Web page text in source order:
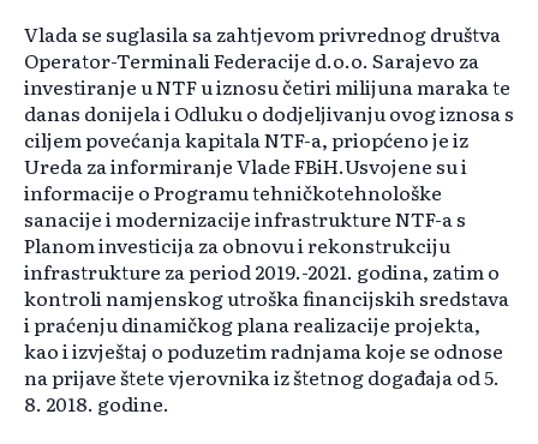
Vlada se suglasila sa zahtjevom privrednog društva
Operator-Terminali Federacije d.o.o. Sarajevo za
investiranje u NTF u iznosu četiri milijuna maraka te
danas donijela i Odluku o dodjeljivanju ovog iznosa s
ciljem povećanja kapitala NTF-a, priopćeno je iz
Ureda za informiranje Vlade FBiH.Usvojene su i
informacije o Programu tehničko­tehnološke
sanacije i modernizacije infrastrukture NTF-a s
Planom investicija za obnovu i rekonstrukciju
infrastrukture za period 2019.-2021. godina, zatim o
kontroli namjenskog utroška financijskih sredstava
i praćenju dinamičkog plana realizacije projekta,
kao i izvještaj o poduzetim radnjama koje se odnose
na prijave štete vjerovnika iz štetnog događaja od 5.
8. 2018. godine.